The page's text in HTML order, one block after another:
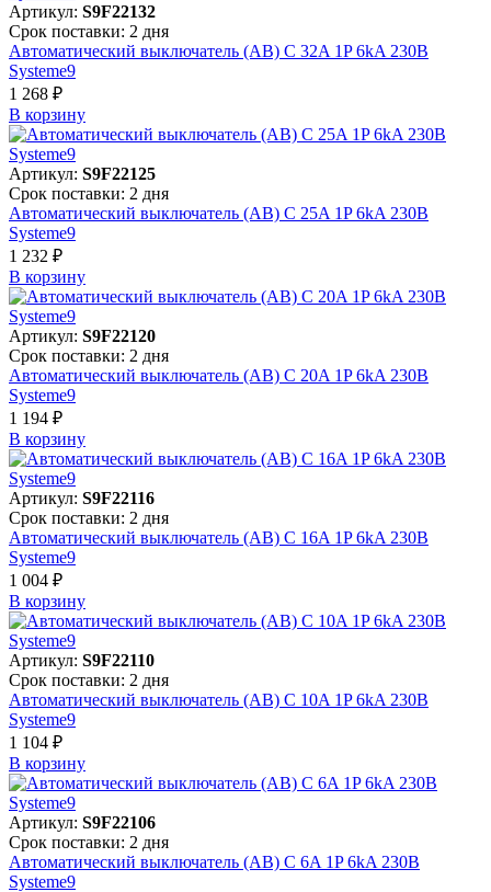
Артикул: S9F22132
Срок поставки: 2 дня
Автоматический выключатель (АВ) C 32A 1P 6kA 230В
Systeme9
1 268 ₽
В корзинy
Артикул: S9F22125
Срок поставки: 2 дня
Автоматический выключатель (АВ) C 25A 1P 6kA 230В
Systeme9
1 232 ₽
В корзинy
Артикул: S9F22120
Срок поставки: 2 дня
Автоматический выключатель (АВ) C 20A 1P 6kA 230В
Systeme9
1 194 ₽
В корзинy
Артикул: S9F22116
Срок поставки: 2 дня
Автоматический выключатель (АВ) C 16A 1P 6kA 230В
Systeme9
1 004 ₽
В корзинy
Артикул: S9F22110
Срок поставки: 2 дня
Автоматический выключатель (АВ) C 10A 1P 6kA 230В
Systeme9
1 104 ₽
В корзинy
Артикул: S9F22106
Срок поставки: 2 дня
Автоматический выключатель (АВ) C 6A 1P 6kA 230В
Systeme9